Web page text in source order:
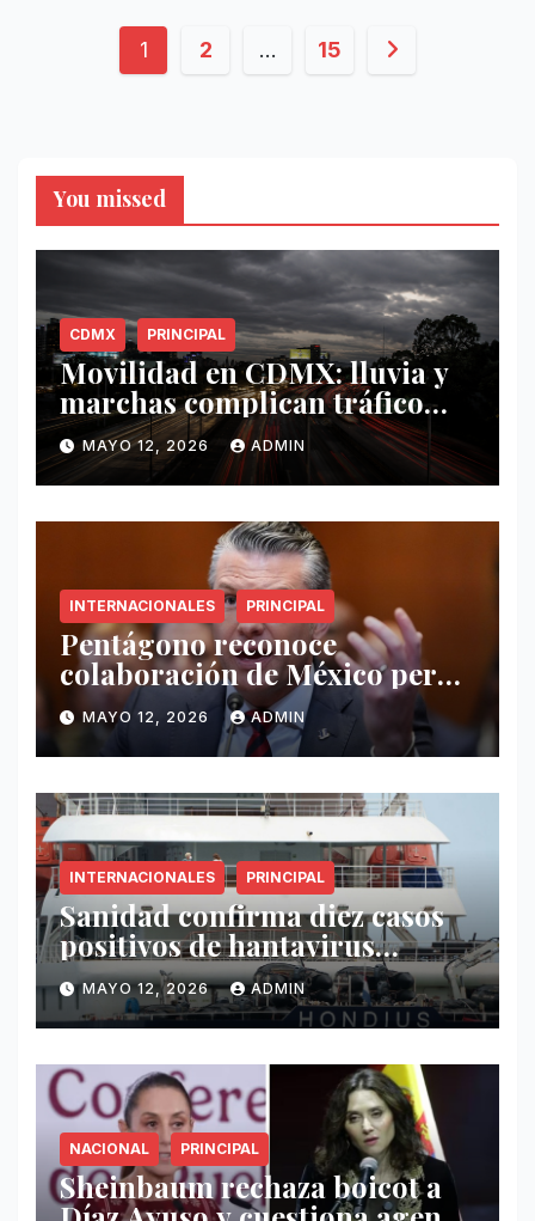
Paginación
1 2 … 15
You missed
CDMX PRINCIPAL
Movilidad en CDMX: lluvia y
marchas complican tráfico
este 12 de mayo
MAYO 12, 2026 ADMIN
INTERNACIONALES PRINCIPAL
Pentágono reconoce
colaboración de México pero
exige mayor operatividad
antidrogas
MAYO 12, 2026 ADMIN
INTERNACIONALES PRINCIPAL
Sanidad confirma diez casos
positivos de hantavirus
vinculados al crucero MV
Hondius
MAYO 12, 2026 ADMIN
NACIONAL PRINCIPAL
Sheinbaum rechaza boicot a